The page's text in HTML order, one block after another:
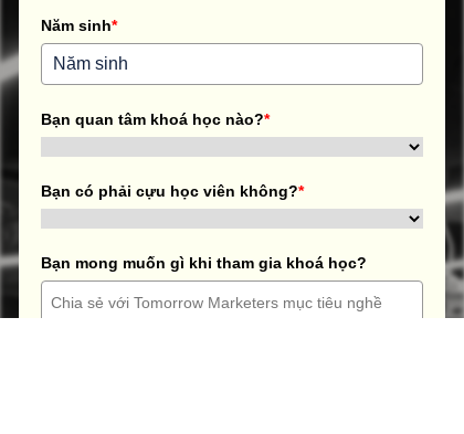
Năm sinh*
Bạn quan tâm khoá học nào?*
Bạn có phải cựu học viên không?*
Bạn mong muốn gì khi tham gia khoá học?